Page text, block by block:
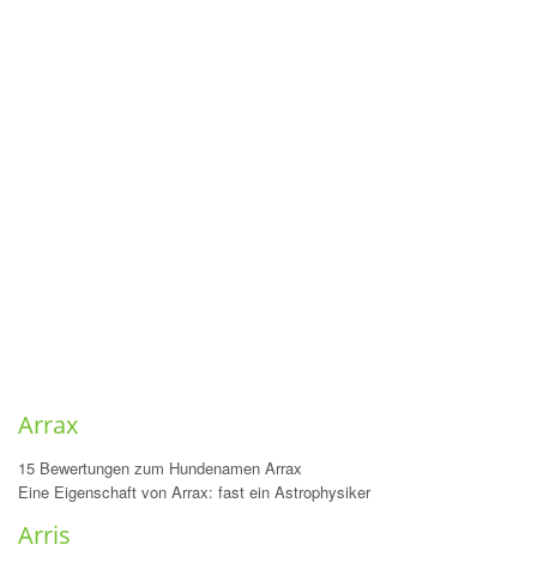
Arrax
15 Bewertungen zum Hundenamen Arrax
Eine Eigenschaft von Arrax: fast ein Astrophysiker
Arris